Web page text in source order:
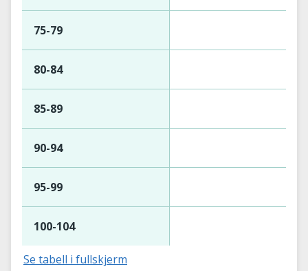
75-79
80-84
85-89
90-94
95-99
100-104
Se tabell i fullskjerm